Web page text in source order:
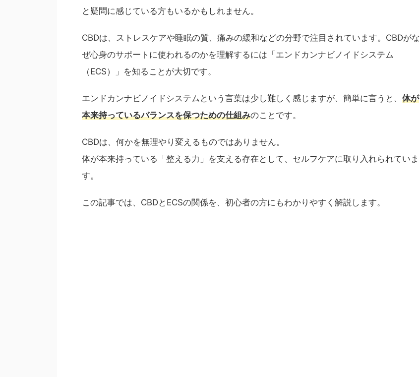
と疑問に感じている方もいるかもしれません。
CBDは、ストレスケアや睡眠の質、痛みの緩和などの分野で注目されています。CBDがな
ぜ心身のサポートに使われるのかを理解するには「エンドカンナビノイドシステム
（ECS）」を知ることが大切です。
エンドカンナビノイドシステムという言葉は少し難しく感じますが、簡単に言うと、 体が
本来持っているバランスを保つための仕組みのことです。
CBDは、何かを無理やり変えるものではありません。
体が本来持っている「整える力」を支える存在として、セルフケアに取り入れられていま
す。
この記事では、CBDとECSの関係を、初心者の方にもわかりやすく解説します。